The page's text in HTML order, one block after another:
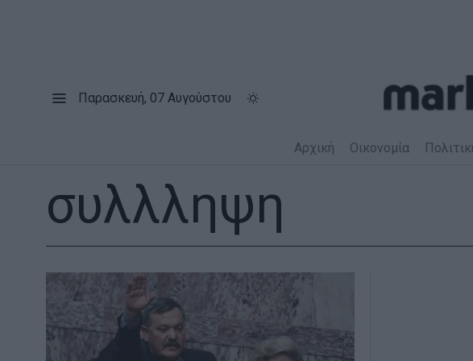
Παρασκευή, 07 Αυγούστου
Αρχική Οικονομία
συλλληψη